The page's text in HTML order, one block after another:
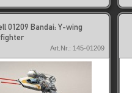
01209 Bandai: Y-wing
Art.Nr.: 145-01209